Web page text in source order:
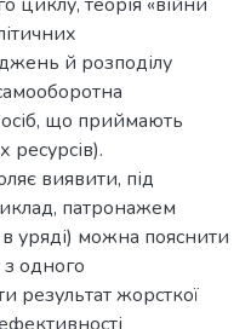
й розподілу
що приймають
ресурсів).
виявити, під
патронажем
в уряді) можна пояснити
одного
результат жорсткої